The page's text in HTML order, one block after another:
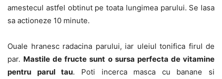
amestecul astfel obtinut pe toata lungimea parului. Se lasa
sa actioneze 10 minute.
Ouale hranesc radacina parului, iar uleiul tonifica firul de
par. Mastile de fructe sunt o sursa perfecta de vitamine
pentru parul tau. Poti incerca masca cu banane si